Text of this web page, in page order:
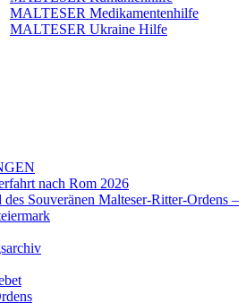
MALTESER Medikamentenhilfe
MALTESER Ukraine Hilfe
nach Rom 2026
des Souveränen Malteser-Ritter-Ordens –